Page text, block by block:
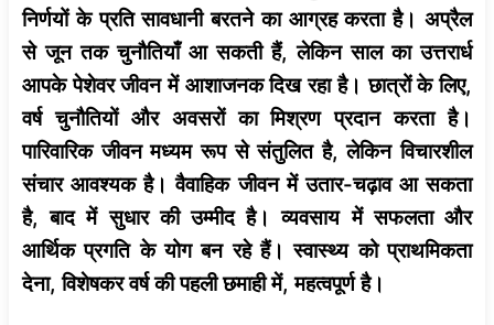
निर्णयों के प्रति सावधानी बरतने का आग्रह करता है। अप्रैल
से जून तक चुनौतियाँ आ सकती हैं, लेकिन साल का उत्तरार्ध
आपके पेशेवर जीवन में आशाजनक दिख रहा है। छात्रों के लिए,
वर्ष चुनौतियों और अवसरों का मिश्रण प्रदान करता है।
पारिवारिक जीवन मध्यम रूप से संतुलित है, लेकिन विचारशील
संचार आवश्यक है। वैवाहिक जीवन में उतार-चढ़ाव आ सकता
है, बाद में सुधार की उम्मीद है। व्यवसाय में सफलता और
आर्थिक प्रगति के योग बन रहे हैं। स्वास्थ्य को प्राथमिकता
देना, विशेषकर वर्ष की पहली छमाही में, महत्वपूर्ण है।